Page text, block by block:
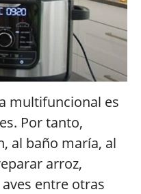
multifuncional es
Por tanto,
al baño maría, al
arroz,
entre otras